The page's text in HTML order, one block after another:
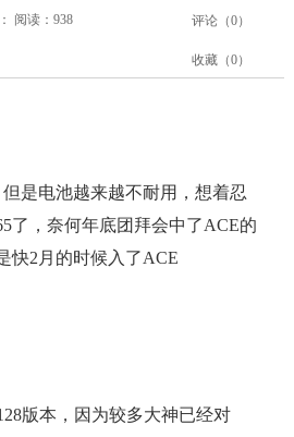
阅读：938 评论（0）
收藏（0）
是电池越来越不耐用，想着忍
了，奈何年底团拜会中了ACE的
快2月的时候入了ACE
版本，因为较多大神已经对